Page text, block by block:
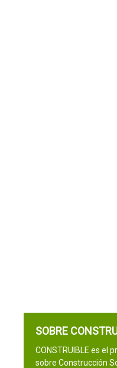
SOBRE
CONSTRUIBLE es el
sobre Construcción